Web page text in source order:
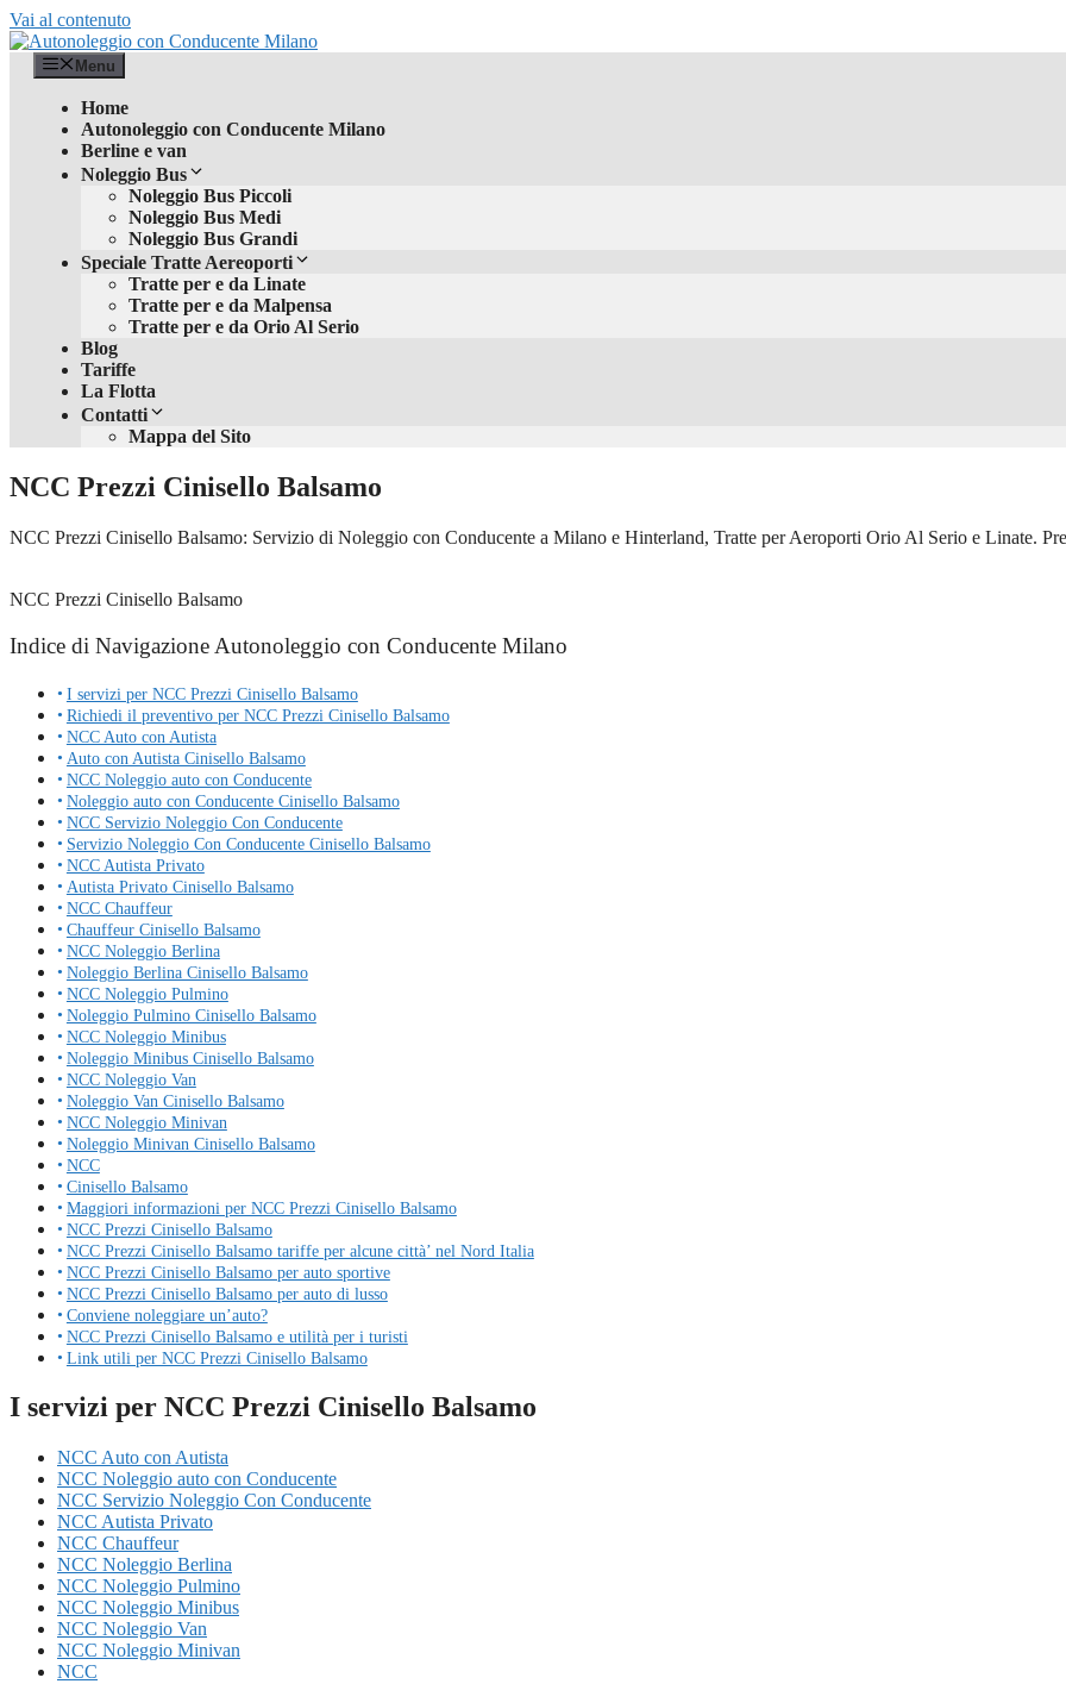
Vai al contenuto
Menu
Home
Autonoleggio con Conducente Milano
Berline e van
Noleggio Bus
Noleggio Bus Piccoli
Noleggio Bus Medi
Noleggio Bus Grandi
Speciale Tratte Aereoporti
Tratte per e da Linate
Tratte per e da Malpensa
Tratte per e da Orio Al Serio
Blog
Tariffe
La Flotta
Contatti
Mappa del Sito
NCC Prezzi Cinisello Balsamo
NCC Prezzi Cinisello Balsamo: Servizio di Noleggio con Conducente a Milano e Hinterland, Tratte per Aeroporti Orio Al Serio e Linate.
NCC Prezzi Cinisello Balsamo
Indice di Navigazione Autonoleggio con Conducente Milano
I servizi per NCC Prezzi Cinisello Balsamo
Richiedi il preventivo per NCC Prezzi Cinisello Balsamo
NCC Auto con Autista
Auto con Autista Cinisello Balsamo
NCC Noleggio auto con Conducente
Noleggio auto con Conducente Cinisello Balsamo
NCC Servizio Noleggio Con Conducente
Servizio Noleggio Con Conducente Cinisello Balsamo
NCC Autista Privato
Autista Privato Cinisello Balsamo
NCC Chauffeur
Chauffeur Cinisello Balsamo
NCC Noleggio Berlina
Noleggio Berlina Cinisello Balsamo
NCC Noleggio Pulmino
Noleggio Pulmino Cinisello Balsamo
NCC Noleggio Minibus
Noleggio Minibus Cinisello Balsamo
NCC Noleggio Van
Noleggio Van Cinisello Balsamo
NCC Noleggio Minivan
Noleggio Minivan Cinisello Balsamo
NCC
Cinisello Balsamo
Maggiori informazioni per NCC Prezzi Cinisello Balsamo
NCC Prezzi Cinisello Balsamo
NCC Prezzi Cinisello Balsamo tariffe per alcune città’ nel Nord Italia
NCC Prezzi Cinisello Balsamo per auto sportive
NCC Prezzi Cinisello Balsamo per auto di lusso
Conviene noleggiare un’auto?
NCC Prezzi Cinisello Balsamo e utilità per i turisti
Link utili per NCC Prezzi Cinisello Balsamo
I servizi per NCC Prezzi Cinisello Balsamo
NCC Auto con Autista
NCC Noleggio auto con Conducente
NCC Servizio Noleggio Con Conducente
NCC Autista Privato
NCC Chauffeur
NCC Noleggio Berlina
NCC Noleggio Pulmino
NCC Noleggio Minibus
NCC Noleggio Van
NCC Noleggio Minivan
NCC